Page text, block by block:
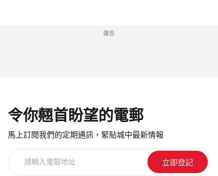
廣告
令你翹首盼望的電郵
馬上訂閱我們的定期通訊，緊貼城中最新情報